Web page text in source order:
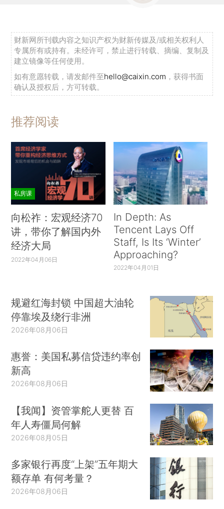
财新网所刊载内容之知识产权为财新传媒及/或相关权利人
专属所有或持有。未经许可，禁止进行转载、摘编、复制及
建立镜像等任何使用。
如有意愿转载，请发邮件至hello@caixin.com ，获得书面
确认及授权后，方可转载。
推荐阅读
私房课
向松祚：宏观经济70
讲，带你了解国内外
经济大局
2022年04月06日
In Depth: As
Tencent Lays Off
Staff, Is Its ‘Winter’
Approaching?
2022年04月01日
规避红海封锁 中国超大油轮
停靠埃及绕行非洲
2026年08月06日
惠誉：美国私募信贷违约率创
新高
2026年08月06日
【我闻】资管掌舵人更替 百
年人寿僵局何解
2026年08月05日
多家银行再度“上架”五年期大
额存单 有何考量？
2026年08月06日